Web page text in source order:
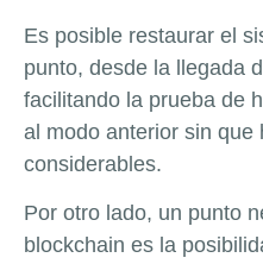
Es posible restaurar el
punto, desde la llegada
facilitando la prueba de
al modo anterior sin que
considerables.
Por otro lado, un punto
blockchain es la